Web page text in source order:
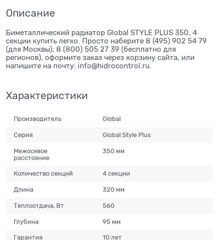
Описание
Биметаллический радиатор Global STYLE PLUS 350, 4
секции купить легко. Просто наберите 8 (495) 902 54 79
(для Москвы); 8 (800) 505 27 39 (бесплатно для
регионов), оформите заказ через корзину сайта, или
напишите на почту: info@hidrocontrol.ru.
Характеристики
Производитель Global
Серия Global Style Plus
Межосевое
расстояние
350 мм
Количество секций 4 секции
Длина 320 мм
Теплоотдача, Вт 560
Глубина 95 мм
Гарантия 10 лет